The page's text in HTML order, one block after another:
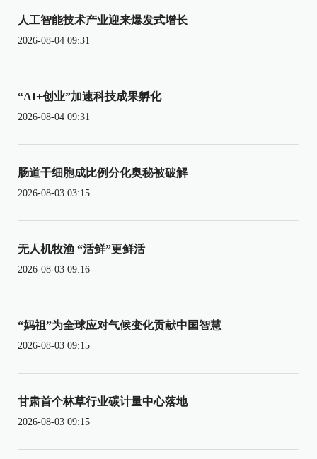
人工智能技术产业迎来爆发式增长
2026-08-04 09:31
“AI+创业”加速科技成果孵化
2026-08-04 09:31
肠道干细胞成比例分化奥秘被破解
2026-08-03 03:15
无人机牧渔 “活鲜”更鲜活
2026-08-03 09:16
“妈祖”为全球应对气候变化贡献中国智慧
2026-08-03 09:15
甘肃首个林草行业碳计量中心落地
2026-08-03 09:15